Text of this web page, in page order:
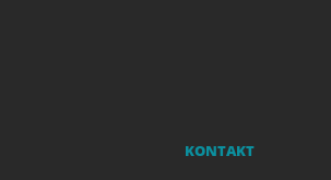
KONTAKT